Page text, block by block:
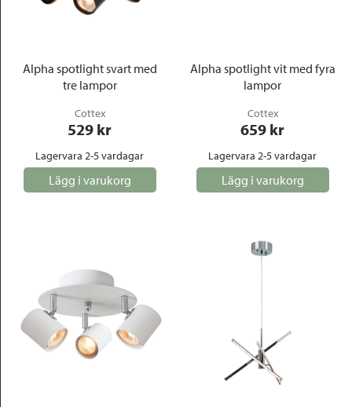
Alpha spotlight svart med
tre lampor
Cottex
529 kr
Lagervara 2-5 vardagar
Lägg i varukorg
Alpha spotlight vit med fyra
lampor
Cottex
659 kr
Lagervara 2-5 vardagar
Lägg i varukorg